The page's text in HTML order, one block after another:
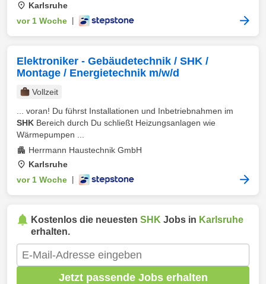
Karlsruhe
vor 1 Woche
Elektroniker - Gebäudetechnik / SHK /
Montage / Energietechnik m/w/d
Vollzeit
... voran! Du führst Installationen und Inbetriebnahmen im
SHK Bereich durch Du schließt Heizungsanlagen wie
Wärmepumpen ...
Herrmann Haustechnik GmbH
Karlsruhe
vor 1 Woche
Kostenlos die neuesten SHK Jobs in Karlsruhe
erhalten.
Jetzt passende Jobs erhalten